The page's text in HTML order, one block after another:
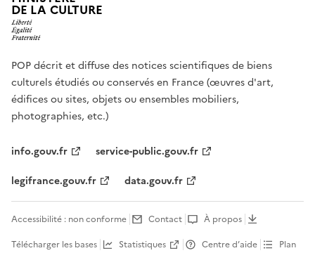
DE LA CULTURE
POP décrit et diffuse des notices scientifiques de biens
culturels étudiés ou conservés en France (œuvres d'art,
édifices ou sites, objets ou ensembles mobiliers,
photographies, etc.)
info.gouv.fr
service-public.gouv.fr
legifrance.gouv.fr
data.gouv.fr
Accessibilité : non conforme Contact
À propos
Télécharger les bases
Statistiques Centre d’aide Plan